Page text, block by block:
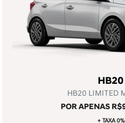
HB20
HB20 LIMITED
POR APENAS
+ TAXA 0%